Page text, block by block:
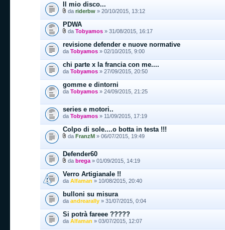
Il mio disco...
da riderbw » 20/10/2015, 13:12
PDWA
da Tobyamos » 31/08/2015, 16:17
revisione defender e nuove normative
da Tobyamos » 02/10/2015, 9:00
chi parte x la francia con me....
da Tobyamos » 27/09/2015, 20:50
gomme e dintorni
da Tobyamos » 24/09/2015, 21:25
series e motori..
da Tobyamos » 11/09/2015, 17:19
Colpo di sole....o botta in testa !!!
da FranzM » 06/07/2015, 19:49
Defender60
da brega » 01/09/2015, 14:19
Verro Artigianale !!
da Alfaman » 10/08/2015, 20:40
bulloni su misura
da andrearally » 31/07/2015, 0:04
Si potrà fareee ?????
da Alfaman » 03/07/2015, 12:07